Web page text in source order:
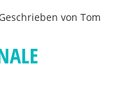
Geschrieben von Tom